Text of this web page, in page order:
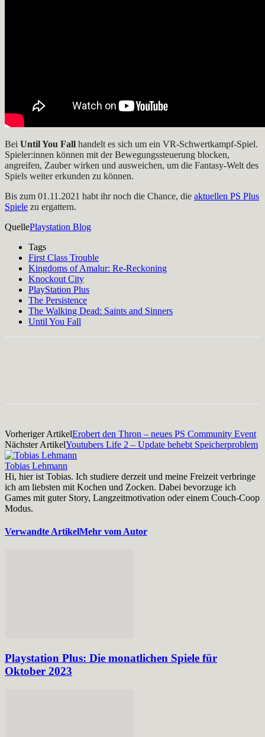
Bei Until You Fall handelt es sich um ein VR-Schwertkampf-Spiel.
Spieler:innen können mit der Bewegungssteuerung blocken,
angreifen, Zauber wirken und ausweichen, um die Fantasy-Welt des
Spiels weiter erkunden zu können.
Bis zum 01.11.2021 habt ihr noch die Chance, die aktuellen PS Plus
Spiele zu ergattern.
QuellePlaystation Blog
Tags
First Class Trouble
Kingdoms of Amalur: Re-Reckoning
Knockout City
PlayStation Plus
The Persistence
The Walking Dead: Saints and Sinners
Until You Fall
Vorheriger ArtikelErobert den Thron – neues PS Community Event
Nächster ArtikelYoutubers Life 2 – Update behebt Speicherproblem
Tobias Lehmann
Hi, hier ist Tobias. Ich studiere derzeit und meine Freizeit verbringe
ich am liebsten mit Kochen und Zocken. Dabei bevorzuge ich
Games mit guter Story, Langzeitmotivation oder einem Couch-Coop
Modus.
Verwandte ArtikelMehr vom Autor
Playstation Plus: Die monatlichen Spiele für
Oktober 2023